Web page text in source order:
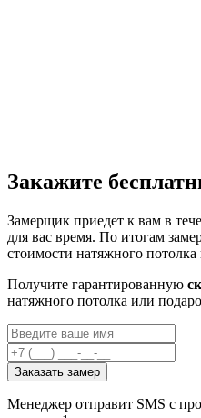
Закажите
Замерщик приедет к вам в
для вас время. По итогам
стоимости натяжного потолка
Получите гарантированную
натяжного потолка или
Заказать замер
Менеджер отправит SMS с